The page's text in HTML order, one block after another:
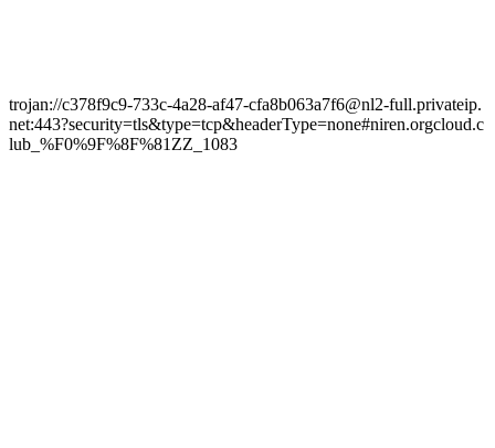
trojan://c378f9c9-733c-4a28-af47-cfa8b063a7f6@nl2-full.privateip.
net:443?security=tls&type=tcp&headerType=none#niren.orgcloud.c
lub_%F0%9F%8F%81ZZ_1083